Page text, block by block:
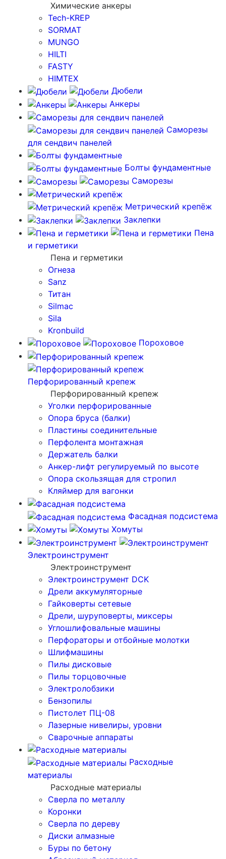
Химические анкеры
Tech-KREP
SORMAT
MUNGO
HILTI
FASTY
HIMTEX
Дюбели
Анкеры
Саморезы
для сендвич панелей
Болты фундаментные
Саморезы
Метрический крепёж
Заклепки
Пена
и герметики
Пена и герметики
Огнеза
Sanz
Титан
Silmac
Sila
Kronbuild
Пороховое
Перфорированный крепеж
Перфорированный крепеж
Уголки перфорированные
Опора бруса (балки)
Пластины соединительные
Перфолента монтажная
Держатель балки
Анкер-лифт регулируемый по высоте
Опора скользящая для стропил
Кляймер для вагонки
Фасадная подсистема
Хомуты
Электроинструмент
Электроинструмент
Электроинструмент DCK
Дрели аккумуляторные
Гайковерты сетевые
Дрели, шуруповерты, миксеры
Углошлифовальные машины
Перфораторы и отбойные молотки
Шлифмашины
Пилы дисковые
Пилы торцовочные
Электролобзики
Бензопилы
Пистолет ПЦ-08
Лазерные нивелиры, уровни
Сварочные аппараты
Расходные
материалы
Расходные материалы
Сверла по металлу
Коронки
Сверла по дереву
Диски алмазные
Буры по бетону